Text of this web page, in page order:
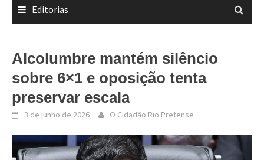
Editorias
Alcolumbre mantém silêncio
sobre 6×1 e oposição tenta
preservar escala
3 de junho de 2026 O Cidadão Rio Pretense